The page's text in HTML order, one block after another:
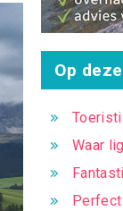
Op
Waar